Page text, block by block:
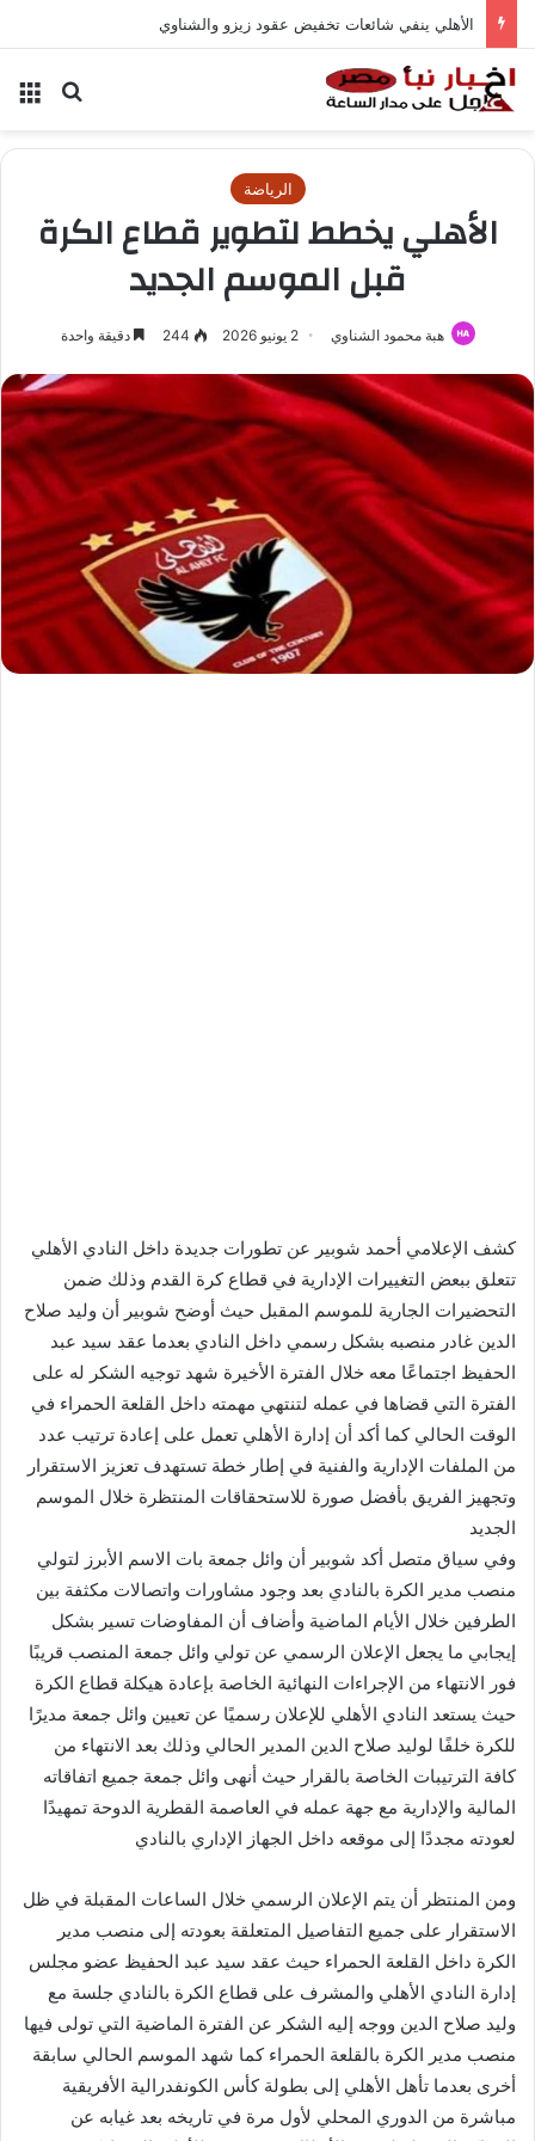
الأهلي ينفي شائعات تخفيض عقود زيزو والشناوي
بحث
الرياضة
الأهلي يخطط لتطوير قطاع الكرة
قبل الموسم الجديد
هبة محمود الشناوي 2 يونيو 2026 244 دقيقة واحدة
كشف الإعلامي أحمد شوبير عن تطورات جديدة داخل النادي الأهلي
تتعلق ببعض التغييرات الإدارية في قطاع كرة القدم وذلك ضمن
التحضيرات الجارية للموسم المقبل حيث أوضح شوبير أن وليد صلاح
الدين غادر منصبه بشكل رسمي داخل النادي بعدما عقد سيد عبد
الحفيظ اجتماعًا معه خلال الفترة الأخيرة شهد توجيه الشكر له على
الفترة التي قضاها في عمله لتنتهي مهمته داخل القلعة الحمراء في
الوقت الحالي كما أكد أن إدارة الأهلي تعمل على إعادة ترتيب عدد
من الملفات الإدارية والفنية في إطار خطة تستهدف تعزيز الاستقرار
وتجهيز الفريق بأفضل صورة للاستحقاقات المنتظرة خلال الموسم
الجديد
وفي سياق متصل أكد شوبير أن وائل جمعة بات الاسم الأبرز لتولي
منصب مدير الكرة بالنادي بعد وجود مشاورات واتصالات مكثفة بين
الطرفين خلال الأيام الماضية وأضاف أن المفاوضات تسير بشكل
إيجابي ما يجعل الإعلان الرسمي عن تولي وائل جمعة المنصب قريبًا
فور الانتهاء من الإجراءات النهائية الخاصة بإعادة هيكلة قطاع الكرة
حيث يستعد النادي الأهلي للإعلان رسميًا عن تعيين وائل جمعة مديرًا
للكرة خلفًا لوليد صلاح الدين المدير الحالي وذلك بعد الانتهاء من
كافة الترتيبات الخاصة بالقرار حيث أنهى وائل جمعة جميع اتفاقاته
المالية والإدارية مع جهة عمله في العاصمة القطرية الدوحة تمهيدًا
لعودته مجددًا إلى موقعه داخل الجهاز الإداري بالنادي
ومن المنتظر أن يتم الإعلان الرسمي خلال الساعات المقبلة في ظل
الاستقرار على جميع التفاصيل المتعلقة بعودته إلى منصب مدير
الكرة داخل القلعة الحمراء حيث عقد سيد عبد الحفيظ عضو مجلس
إدارة النادي الأهلي والمشرف على قطاع الكرة بالنادي جلسة مع
وليد صلاح الدين ووجه إليه الشكر عن الفترة الماضية التي تولى فيها
منصب مدير الكرة بالقلعة الحمراء كما شهد الموسم الحالي سابقة
أخرى بعدما تأهل الأهلي إلى بطولة كأس الكونفدرالية الأفريقية
مباشرة من الدوري المحلي لأول مرة في تاريخه بعد غيابه عن